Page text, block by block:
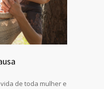
de toda mulher e